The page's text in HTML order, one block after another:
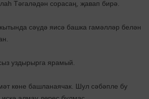
Тәгаләдән сорасаң, җавап бирә.
сәүдә яисә башка гамәлләр белән
уздырырга ярамый.
көне башланаячак. Шул сәбәпле бу